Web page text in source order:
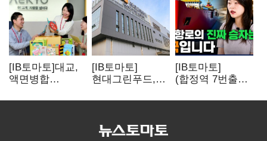
[IB토마토]대교,
액면병합
룰' 경고장…
[IB토마토]
현대그린푸드,
실적 개선에
[IB토마토]
(합정역 7번출구)
K조선 뜬다